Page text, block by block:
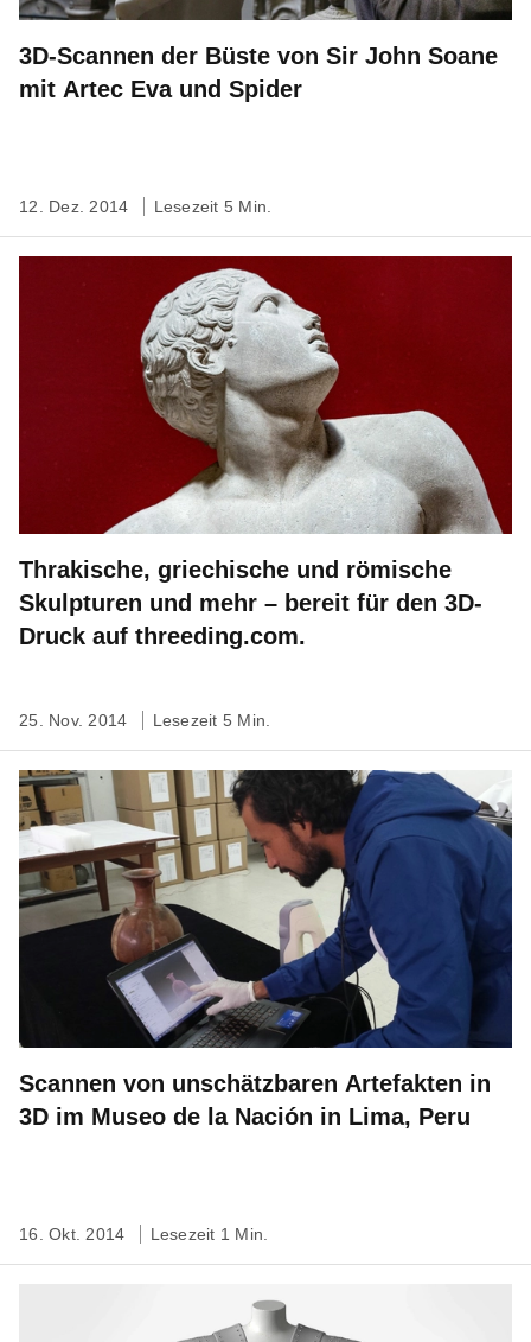
3D-Scannen der Büste von Sir John Soane
mit Artec Eva und Spider
12. Dez. 2014 Lesezeit 5 Min.
Thrakische, griechische und römische
Skulpturen und mehr – bereit für den 3D-
Druck auf threeding.com.
25. Nov. 2014 Lesezeit 5 Min.
Scannen von unschätzbaren Artefakten in
3D im Museo de la Nación in Lima, Peru
16. Okt. 2014 Lesezeit 1 Min.